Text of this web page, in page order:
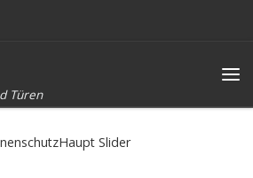
Türen
Slider